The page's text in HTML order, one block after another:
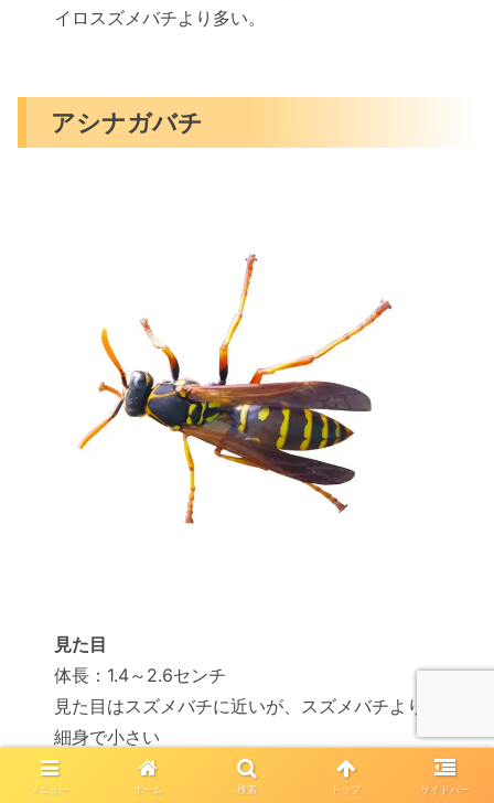
イロスズメバチより多い。
アシナガバチ
見た目
体長：1.4～2.6センチ
見た目はスズメバチに近いが、スズメバチより
細身で小さい
メニュー ホーム 検索 トップ サイドバー